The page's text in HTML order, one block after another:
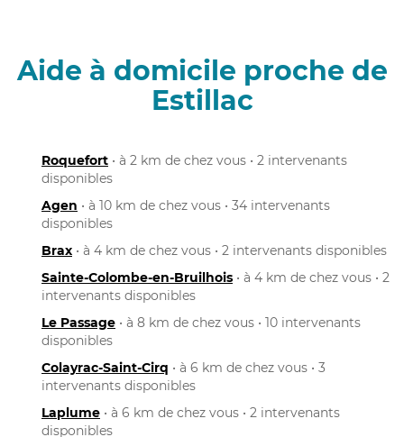
Aide à domicile proche de
Estillac
Roquefort • à 2 km de chez vous • 2 intervenants
disponibles
Agen • à 10 km de chez vous • 34 intervenants
disponibles
Brax • à 4 km de chez vous • 2 intervenants disponibles
Sainte-Colombe-en-Bruilhois • à 4 km de chez vous • 2
intervenants disponibles
Le Passage • à 8 km de chez vous • 10 intervenants
disponibles
Colayrac-Saint-Cirq • à 6 km de chez vous • 3
intervenants disponibles
Laplume • à 6 km de chez vous • 2 intervenants
disponibles